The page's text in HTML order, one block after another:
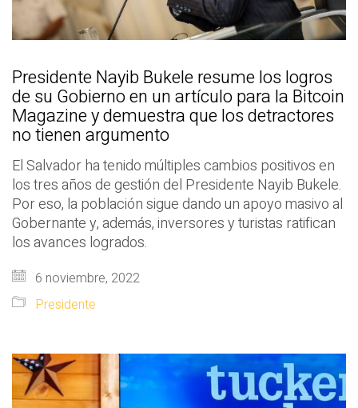
Presidente Nayib Bukele resume los logros
de su Gobierno en un artículo para la Bitcoin
Magazine y demuestra que los detractores
no tienen argumento
El Salvador ha tenido múltiples cambios positivos en
los tres años de gestión del Presidente Nayib Bukele.
Por eso, la población sigue dando un apoyo masivo al
Gobernante y, además, inversores y turistas ratifican
los avances logrados.
6 noviembre, 2022
Presidente